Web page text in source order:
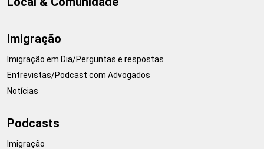
Imigração
Imigração em Dia/Perguntas e respostas
Entrevistas/Podcast com Advogados
Notícias
Podcasts
Imigração